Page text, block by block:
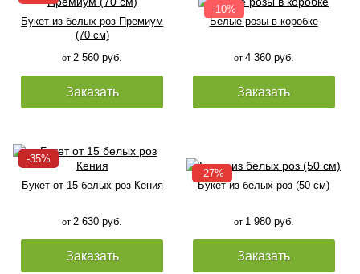
Букет из белых роз Премиум
(70 см)
от 2 560 руб.
Заказать
Белые розы в коробке
от 4 360 руб.
Заказать
Букет от 15 белых роз Кения
от 2 630 руб.
Заказать
Букет из белых роз (50 см)
от 1 980 руб.
Заказать